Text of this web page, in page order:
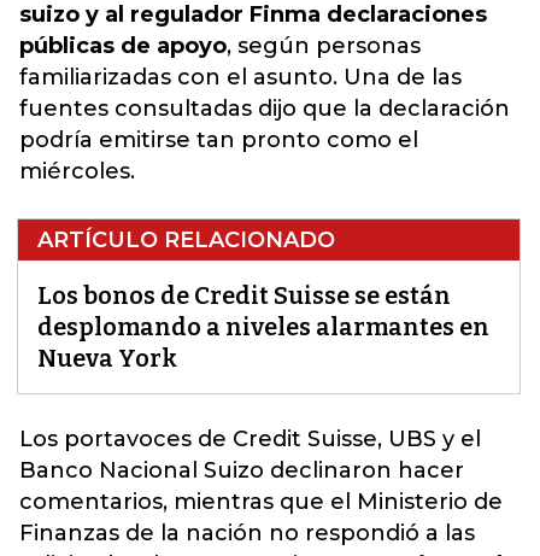
suizo y al regulador Finma declaraciones
públicas de apoyo, según personas
familiarizadas con el asunto. Una de las
fuentes consultadas dijo que la declaración
podría emitirse tan pronto como el
miércoles.
ARTÍCULO RELACIONADO
Los bonos de Credit Suisse se están
desplomando a niveles alarmantes en
Nueva York
Los portavoces de Credit Suisse, UBS y el
Banco Nacional Suizo declinaron hacer
comentarios, mientras que el Ministerio de
Finanzas de la nación no respondió a las